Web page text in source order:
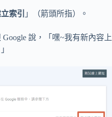
索引 」（箭頭所指）。
說，「嘿~我有新內容上